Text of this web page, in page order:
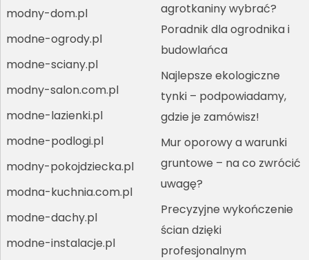
modny-dom.pl
modne-ogrody.pl
modne-sciany.pl
modny-salon.com.pl
modne-lazienki.pl
modne-podlogi.pl
modny-pokojdziecka.pl
modna-kuchnia.com.pl
modne-dachy.pl
modne-instalacje.pl
agrotkaniny wybrać?
Poradnik dla ogrodnika i
budowlańca
Najlepsze ekologiczne
tynki – podpowiadamy,
gdzie je zamówisz!
Mur oporowy a warunki
gruntowe – na co zwrócić
uwagę?
Precyzyjne wykończenie
ścian dzięki
profesjonalnym